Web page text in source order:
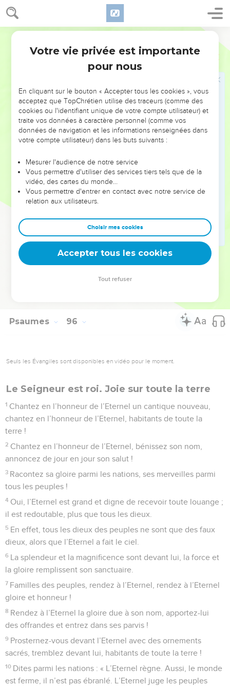
Psaumes 95
2 Allons au-devant de lui avec des louanges, faisons retentir
des chants en son honneur,
car l’Eternel est un grand Dieu, il est un grand roi au-dessus
de tous les dieux.
Il tient dans sa main les profondeurs de la terre, et les
La mer est à lui : c’est lui qui l’a faite ; la terre aussi : ses
mains l’ont formée.
Venez, prosternons-nous et humilions-nous, plions le
genou devant l’Eternel, notre créateur,
berger, le troupeau que sa main conduit. *Aujourd’hui, si
vous entendez sa voix,
n’endurcissez pas votre cœur comme à Meriba, comme lors
de la journée de Massa, dans le désert :
là vos ancêtres m’ont provoqué, ils m’ont mis à l’épreuve,
bien qu’ils m’aient vu agir.
Pendant 40 ans j’ai eu cette génération en dégoût et j’ai
dit : « C’est un peuple dont le cœur s’égare, ils ne
Psaumes 96
Seuls les Évangiles sont disponibles en vidéo pour le moment.
Le Seigneur est roi. Joie sur toute la terre
1 Chantez en l’honneur de l’Eternel un cantique nouveau,
chantez en l’honneur de l’Eternel, habitants de toute la
terre !
2 Chantez en l’honneur de l’Eternel, bénissez son nom,
annoncez de jour en jour son salut !
3 Racontez sa gloire parmi les nations, ses merveilles parmi
tous les peuples !
4 Oui, l’Eternel est grand et digne de recevoir toute louange ;
il est redoutable, plus que tous les dieux.
5 En effet, tous les dieux des peuples ne sont que des faux
dieux, alors que l’Eternel a fait le ciel.
6 La splendeur et la magnificence sont devant lui, la force et
la gloire remplissent son sanctuaire.
7 Familles des peuples, rendez à l’Eternel, rendez à l’Eternel
gloire et honneur !
8 Rendez à l’Eternel la gloire due à son nom, apportez-lui
des offrandes et entrez dans ses parvis !
9 Prosternez-vous devant l’Eternel avec des ornements
sacrés, tremblez devant lui, habitants de toute la terre !
10 Dites parmi les nations : « L’Eternel règne. Aussi, le monde
est ferme, il n’est pas ébranlé. L’Eternel juge les peuples
Votre vie privée est importante
pour nous
En cliquant sur le bouton « Accepter tous les cookies », vous
acceptez que TopChrétien utilise des traceurs (comme des
cookies ou l'identifiant unique de votre compte utilisateur) et
traite vos données à caractère personnel (comme vos
données de navigation et les informations renseignées dans
votre compte utilisateur) dans les buts suivants :
Mesurer l'audience de notre service
Vous permettre d'utiliser des services tiers tels que de la
vidéo, des cartes du monde…
Vous permettre d'entrer en contact avec notre service de
relation aux utilisateurs.
Choisir mes cookies
Accepter tous les cookies
Tout refuser